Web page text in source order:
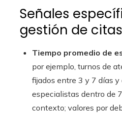
Señales
gestión de citas
Tiempo promedio de
por ejemplo, turnos de
fijados entre 3 y 7 días y
especialistas dentro de
contexto; valores por